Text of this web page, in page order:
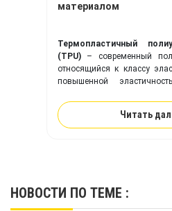
материалом
Термопластичный
(TPU)– современный
относящийся к классу
повышенной
идеально подходит для
оборудования, и
ткань по многим ключевым
Читать
НОВОСТИ ПО ТЕМЕ :